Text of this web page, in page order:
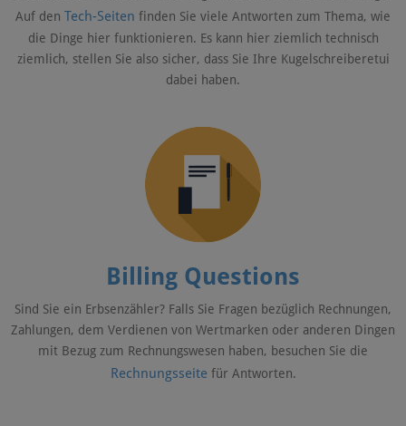
Auf den Tech-Seiten finden Sie viele Antworten zum Thema, wie
die Dinge hier funktionieren. Es kann hier ziemlich technisch
ziemlich, stellen Sie also sicher, dass Sie Ihre Kugelschreiberetui
dabei haben.
Billing Questions
Sind Sie ein Erbsenzähler? Falls Sie Fragen bezüglich Rechnungen,
Zahlungen, dem Verdienen von Wertmarken oder anderen Dingen
mit Bezug zum Rechnungswesen haben, besuchen Sie die
Rechnungsseite für Antworten.